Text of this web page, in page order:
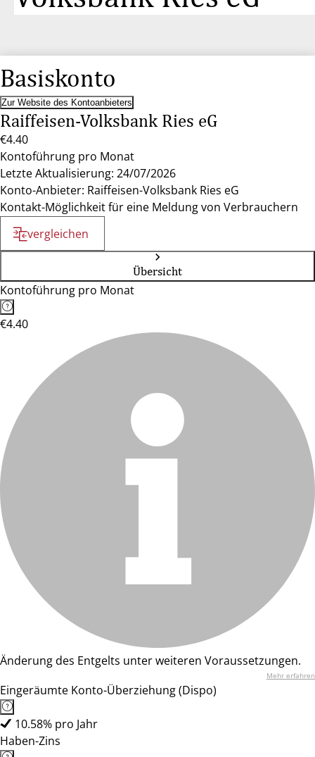
Basiskonto
Zur Website des Kontoanbieters
Raiffeisen-Volksbank Ries eG
€4.40
Kontoführung pro Monat
Letzte Aktualisierung: 24/07/2026
Konto-Anbieter: Raiffeisen-Volksbank Ries eG
Kontakt-Möglichkeit für eine Meldung von Verbrauchern
vergleichen
Übersicht
Kontoführung pro Monat
€4.40
Änderung des Entgelts unter weiteren Voraussetzungen.
Mehr erfahren
Eingeräumte Konto-Überziehung (Dispo)
10.58% pro Jahr
Haben-Zins